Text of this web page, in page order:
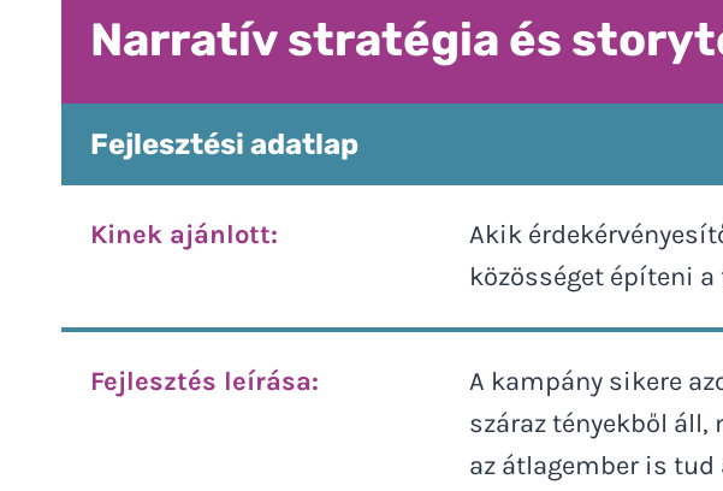
Narratív stratégia és
Fejlesztési adatlap
Kinek ajánlott:
Akik
közösséget építeni
Fejlesztés leírása:
A kampány sikere
száraz tényekből
az átlagember is tud